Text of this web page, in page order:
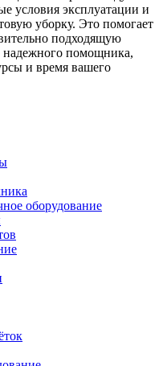
условия эксплуатации и
уборку. Это помогает
подходящую
надежного помощника,
и время вашего
оборудование